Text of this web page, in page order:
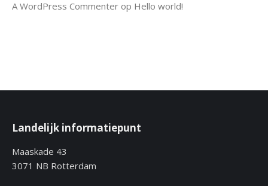
A WordPress Commenter op Hello world!
Landelijk informatiepunt
Maaskade 43
3071 NB Rotterdam